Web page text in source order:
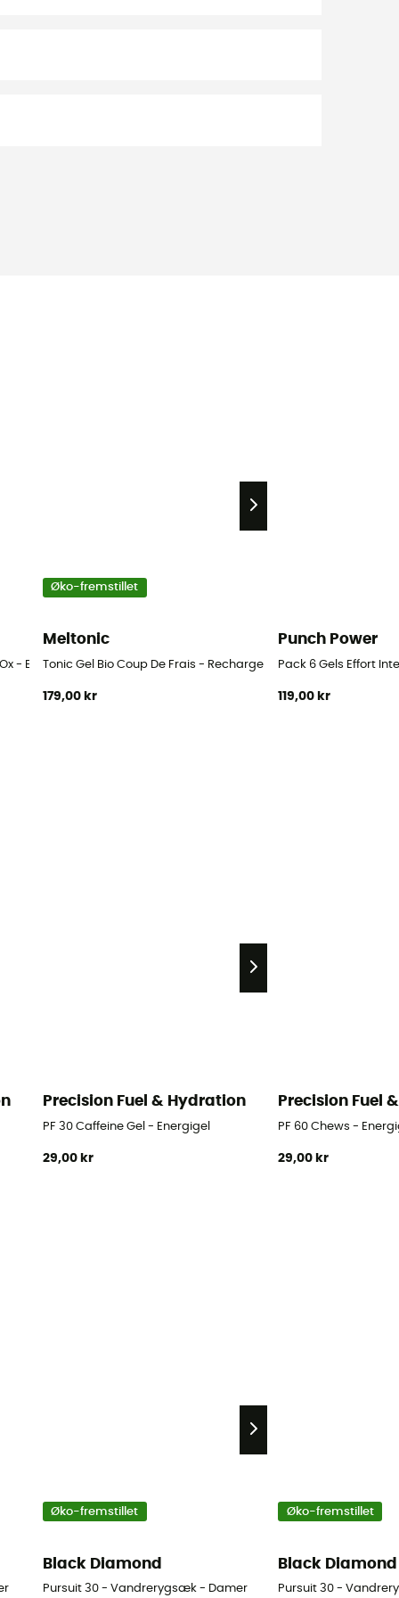
- Energigel
Øko-fremstillet
Meltonic
Tonic Gel Bio Coup De Frais - Recharge Eco - Energigel
179,00 kr
Punch Power
Pack 6 Gels Effort
119,00 kr
Precision Fuel & Hydration
PF 30 Caffeine Gel - Energigel
29,00 kr
Precision Fuel
PF 60 Chews -
29,00 kr
Øko-fremstillet
Black Diamond
Pursuit 30 - Vandrerygsæk - Damer
Øko-fremstillet
Black Diamond
Pursuit 30 -